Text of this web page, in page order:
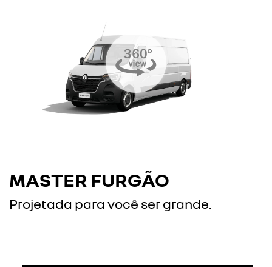
MASTER FURGÃO
Projetada para você ser grande.